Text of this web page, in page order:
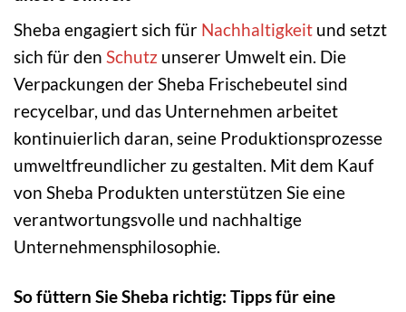
Sheba engagiert sich für Nachhaltigkeit und setzt
sich für den Schutz unserer Umwelt ein. Die
Verpackungen der Sheba Frischebeutel sind
recycelbar, und das Unternehmen arbeitet
kontinuierlich daran, seine Produktionsprozesse
umweltfreundlicher zu gestalten. Mit dem Kauf
von Sheba Produkten unterstützen Sie eine
verantwortungsvolle und nachhaltige
Unternehmensphilosophie.
So füttern Sie Sheba richtig: Tipps für eine